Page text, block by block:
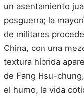
un asentamiento
posguerra; la
de militares
China, con una
textura híbrida
de Fang Hsu-
el humo, la vida